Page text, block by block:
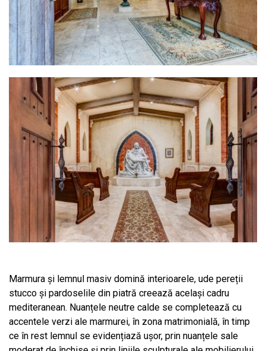
Marmura și lemnul masiv domină interioarele, ude pereții
stucco și pardoselile din piatră creează același cadru
mediteranean. Nuanțele neutre calde se completează cu
accentele verzi ale marmurei, în zona matrimonială, în timp
ce în rest lemnul se evidențiază ușor, prin nuanțele sale